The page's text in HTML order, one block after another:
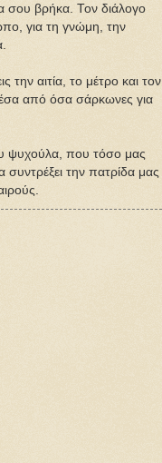
σου βρήκα. Τον διάλογο
για τη γνώμη, την
αιτία, το μέτρο και τον
από όσα σάρκωνες για
ψυχούλα, που τόσο μας
την πατρίδα μας